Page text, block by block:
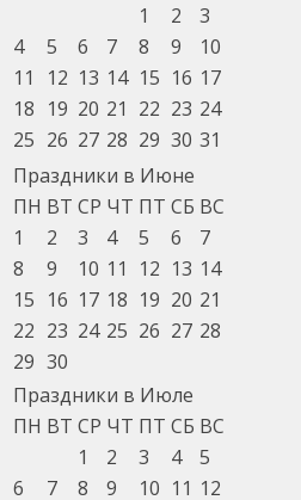
1
2
3
4
5 6 7 8 9
10
11
12 13 14 15 16 17
18 19 20 21 22 23 24
25 26 27 28 29 30 31
Праздники в Июне
ПН ВТ СР ЧТ ПТ СБ ВС
1
2 3 4 5 6
7
8
9 10 11 12 13 14
15 16 17 18 19 20 21
22 23 24 25 26 27 28
29 30
Праздники в Июле
ПН ВТ СР ЧТ ПТ СБ ВС
1
2 3 4
5
6
7 8 9 10 11 12